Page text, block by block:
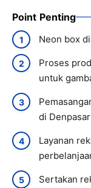
Point Penting
Neon box
Proses
untuk
di
Layanan
Sertakan